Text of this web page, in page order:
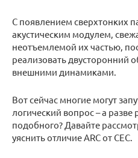
С появлением сверхтонких
акустическим модулем,
неотъемлемой их частью,
реализовать двусторонний
внешними динамиками.
Вот сейчас многие могут
логический вопрос – а
подобного? Давайте
уяснить отличие ARC от CEC.